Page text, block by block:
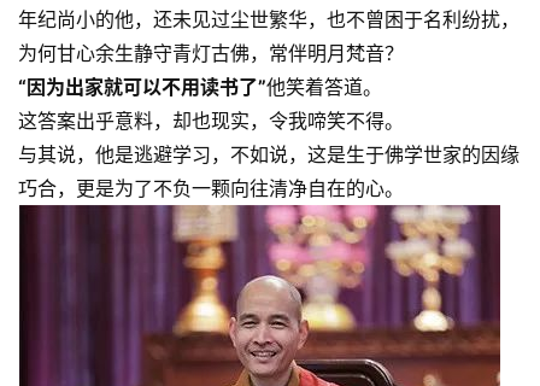
年纪尚小的他，还未见过尘世繁华，也不曾困于名利纷扰，
为何甘心余生静守青灯古佛，常伴明月梵音？
“因为出家就可以不用读书了”他笑着答道。
这答案出乎意料，却也现实，令我啼笑不得。
与其说，他是逃避学习，不如说，这是生于佛学世家的因缘
巧合，更是为了不负一颗向往清净自在的心。